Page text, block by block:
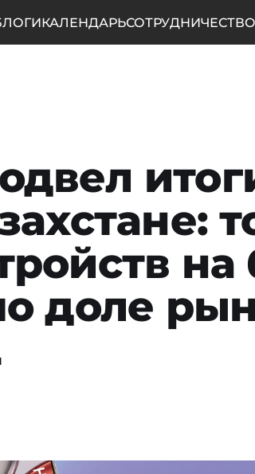
КАЛЕНДАРЬСОТРУДНИЧЕСТВО
на
доле